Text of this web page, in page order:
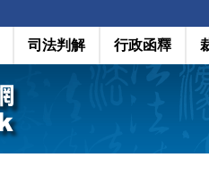
司法判解 行政函釋